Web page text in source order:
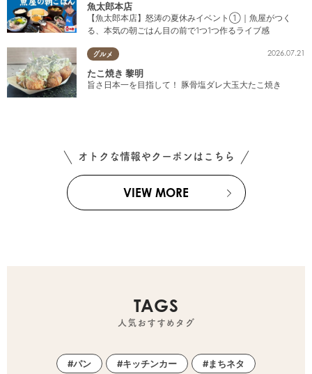
魚太郎本店
【魚太郎本店】怒涛の夏休みイベント①｜魚屋がつく
る、本気の朝ごはん目の前で1つ1つ作るライブ感
グルメ 2026.07.21
たこ焼き 黎明
旨さ日本一を目指して！ 豚骨塩ダレ大玉大たこ焼き
オトクな情報やクーポンはこちら
VIEW MORE
TAGS
人気おすすめタグ
パン キッチンカー まちネタ